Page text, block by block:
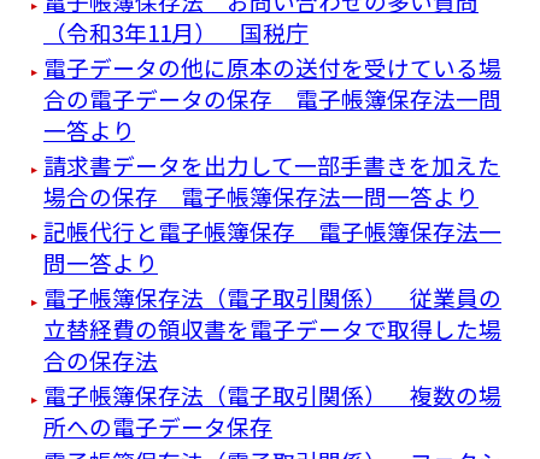
（令和3年11月） 国税庁
電子データの他に原本の送付を受けている場
合の電子データの保存 電子帳簿保存法一問
一答より
請求書データを出力して一部手書きを加えた
場合の保存 電子帳簿保存法一問一答より
記帳代行と電子帳簿保存 電子帳簿保存法一
問一答より
電子帳簿保存法（電子取引関係） 従業員の
立替経費の領収書を電子データで取得した場
合の保存法
電子帳簿保存法（電子取引関係） 複数の場
所への電子データ保存